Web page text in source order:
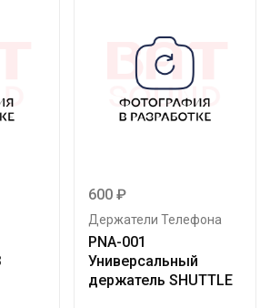
600 ₽
Держатели Телефона
PNA-001
Универсальный
держатель SHUTTLE